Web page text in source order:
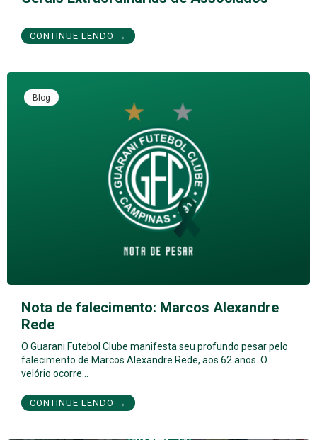
CONTINUE LENDO →
Blog
Nota de falecimento: Marcos Alexandre
Rede
O Guarani Futebol Clube manifesta seu profundo pesar pelo
falecimento de Marcos Alexandre Rede, aos 62 anos. O
velório ocorre…
CONTINUE LENDO →